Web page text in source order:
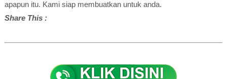
apapun itu. Kami siap membuatkan untuk anda.
Share This :